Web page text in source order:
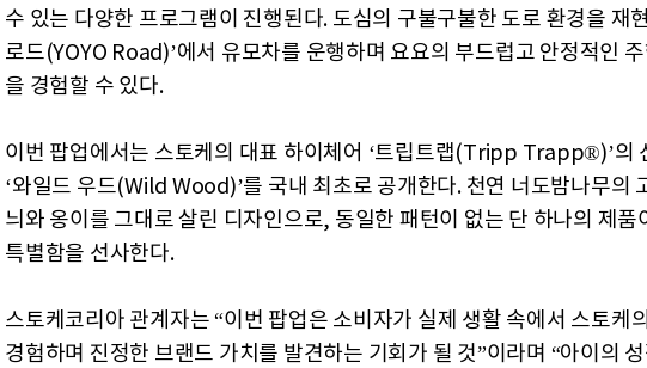
수 있는 다양한 프로그램이 진행된다. 도심의 구불구불한 도로 환경을 재
로드(YOYO Road)’에서 유모차를 운행하며 요요의 부드럽고 안정적인
을 경험할 수 있다.
이번 팝업에서는 스토케의 대표 하이체어 ‘트립트랩(Tripp Trapp®)’의
‘와일드 우드(Wild Wood)’를 국내 최초로 공개한다. 천연 너도밤나무의
늬와 옹이를 그대로 살린 디자인으로, 동일한 패턴이 없는 단 하나의 제품
특별함을 선사한다.
스토케코리아 관계자는 “이번 팝업은 소비자가 실제 생활 속에서 스토케
경험하며 진정한 브랜드 가치를 발견하는 기회가 될 것”이라며 “아이의